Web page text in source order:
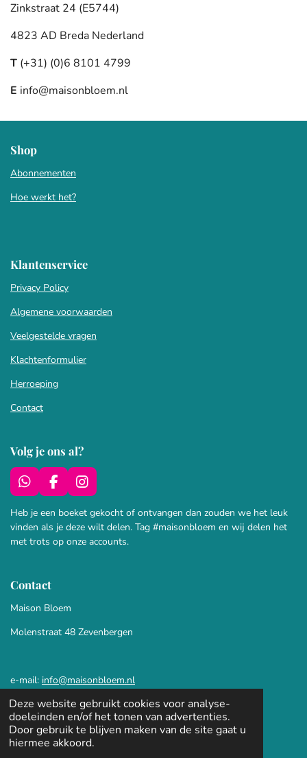
Deze website gebruikt cookies voor analyse-
doeleinden en/of het tonen van advertenties.
Door gebruik te blijven maken van de site gaat u
hiermee akkoord.
Zinkstraat 24 (E5744)
4823 AD Breda Nederland
T (+31) (0)6 8101 4799
E info@maisonbloem.nl
Shop
Abonnementen
Hoe werkt het?
Klantenservice
Privacy Policy
Algemene voorwaarden
Veelgestelde vragen
Klachtenformulier
Herroeping
Contact
Volg je ons al?
W
h
a
t
s
F
a
c
e
b
I
n
s
t
a
Heb je een boeket gekocht of ontvangen dan zouden we het leuk
vinden als je deze wilt delen. Tag #maisonbloem en wij delen het
met trots op onze accounts.
Contact
Maison Bloem
Molenstraat 48 Zevenbergen
e-mail: info@maisonbloem.nl
mobiel:+31 6 81 01 47 99
© 2022 - 2025 Maison Bloem |